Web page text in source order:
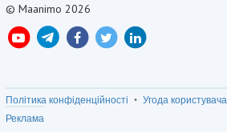
© Maanimo 2026
Політика конфіденційності Угода користувача
Реклама